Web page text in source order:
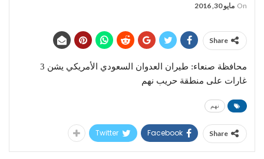
On مايو 30, 2016
Share
محافظة صنعاء: طيران العدوان السعودي الأمريكي يشن 3
غارات على منطقة حريب نهم
نهم
Share
Facebook
Twitter